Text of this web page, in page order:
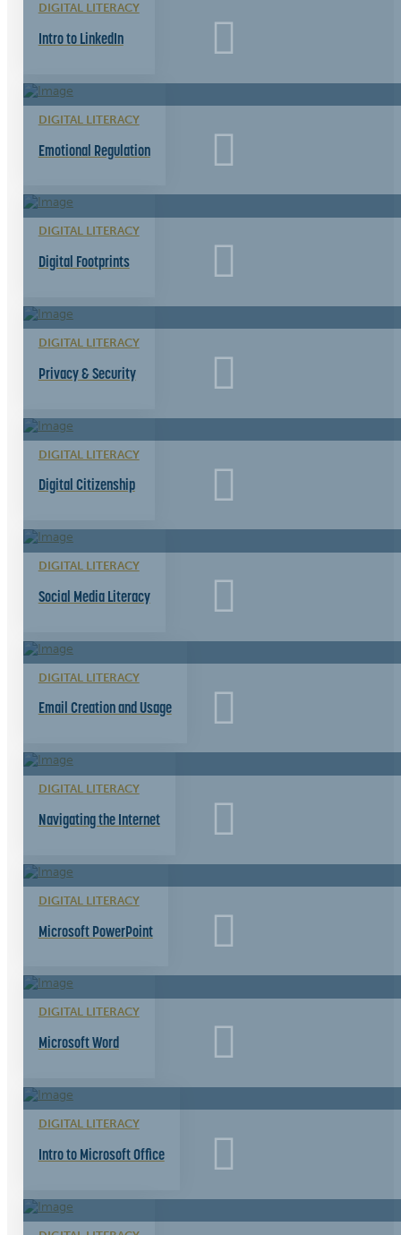
DIGITAL LITERACY
Intro to LinkedIn
DIGITAL LITERACY
Emotional Regulation
DIGITAL LITERACY
Digital Footprints
DIGITAL LITERACY
Privacy & Security
DIGITAL LITERACY
Digital Citizenship
DIGITAL LITERACY
Social Media Literacy
DIGITAL LITERACY
Email Creation and Usage
DIGITAL LITERACY
Navigating the Internet
DIGITAL LITERACY
Microsoft PowerPoint
DIGITAL LITERACY
Microsoft Word
DIGITAL LITERACY
Intro to Microsoft Office